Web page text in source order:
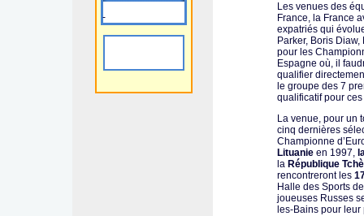
-
Les venues des
France, la France
expatriés qui
Parker, Boris
pour les
Espagne où, il
qualifier
le groupe des 7
qualificatif pour
La venue, pour un
cinq dernières
Championne
Lituanieen 1997,
la République
rencontreront les
Halle des Sports
joueuses Russes
les-Bains pour